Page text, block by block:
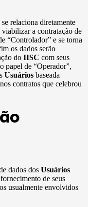
se relaciona diretamente
viabilizar a contratação de
“Controlador” e se torna
os dados serão
do IISC com seus
papel de “Operador”,
Usuários baseada
contratos que celebrou
dados dos Usuários
de seus
usualmente envolvidos